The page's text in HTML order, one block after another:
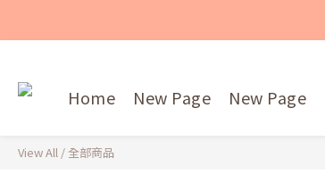
Home New Page New Page
View All / 全部商品